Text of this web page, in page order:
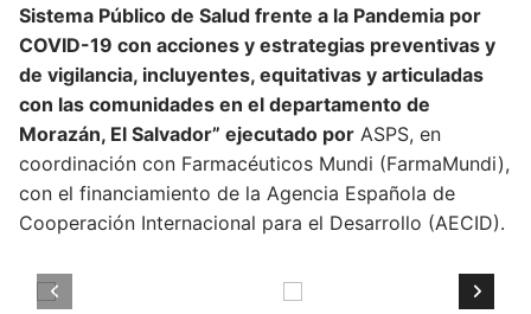
Sistema Público de Salud frente a la Pandemia por
COVID-19 con acciones y estrategias preventivas y
de vigilancia, incluyentes, equitativas y articuladas
con las comunidades en el departamento de
Morazán, El Salvador” ejecutado por ASPS, en
coordinación con Farmacéuticos Mundi (FarmaMundi),
con el financiamiento de la Agencia Española de
Cooperación Internacional para el Desarrollo (AECID).